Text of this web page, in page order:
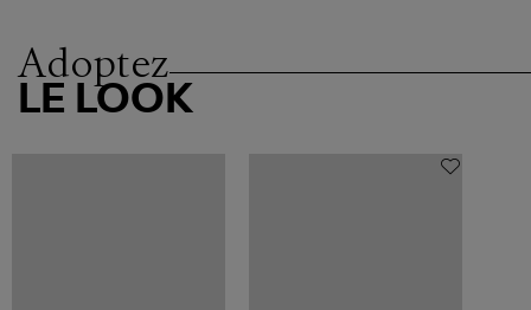
Adoptez
LE LOOK